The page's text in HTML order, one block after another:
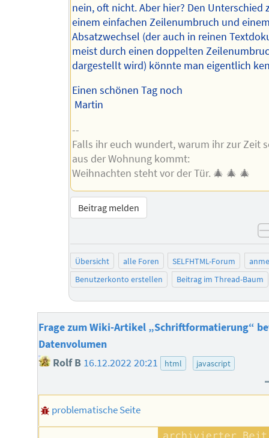
nein, oft nicht. Aber hier? Den Unterschied
einem einfachen Zeilenumbruch und
Absatzwechsel (der auch in reinen
meist durch einen doppelten
dargestellt wird) könnte man eigentlich
Einen schönen Tag noch
Martin
--
Falls ihr euch wundert, warum ihr zur Zeit
aus der Wohnung kommt:
Weihnachten steht vor der Tür. 🎄 🎄 🎄
Beitrag melden
Übersicht alle Foren SELFHTML-Forum
Benutzerkonto erstellen
Beitrag im Thread-Baum
Frage zum Wiki-Artikel „Schriftformatierung“
Datenvolumen
Rolf B 16.12.2022 20:21 html javascript
problematische Seite